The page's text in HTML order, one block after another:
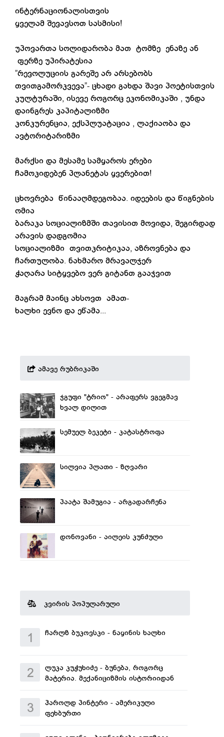
ინტერნაციონალისთვის
ყველამ შევავსოთ სასმისი!
უპოვართა სოლიდარობა მათ ტომზე ენაზე ან
ფერზე უპირატესია
”რევოლუციის გარეშე არ არსებობს
თვითგამორკვევა”- ცხადი გახდა შავი პოეტისთვის
კულტურაში, ისევე როგორც ეკონომიკაში , უნდა
დაინგრეს კაპიტალიზმი
კონკურენცია, ექსპლუატაცია , ლაქიაობა და
ავტორიტარიზმი
მარქსი და მესამე სამყაროს ერები
ჩამოკიდებენ პლანეტას ყვერებით!
ცხოვრება წინააღმდეგობაა. იდეების და წიგნების
ომია
ბარაკა სოციალიზმში თავისით მოვიდა, შეგირდად
არავის დადგომია
სოციალიზმი თვითკრიტიკაა, აზროვნება და
ჩართულობა. ნახმარო მრავალჯერ
ჭაღარა სიტყვებო ვერ გიტანთ გააჯვით
მაგრამ მაინც ახსოვთ ამათ-
ხალხი ევნო და ეწამა...
ამავე რუბრიკაში
ჯგუფი "ტრიო" - არაფერს ვგეგმავ
ხვალ დილით
სემუელ ბეკეტი - კატასტროფა
სილვია პლათი - ზღვარი
პაატა შამუგია - არგადარჩენა
დონოვანი - აილეის კუნძული
კვირის პოპულარული
1 ჩარლზ ბუკოვსკი - ნაყინის ხალხი
2
ლუკა კუჭუხიძე - ბუნება, როგორც
მატერია. მექანიციზმის ისტორიიდან
3
ჰაროლდ პინტერი - ამერიკული
ფეხბურთი